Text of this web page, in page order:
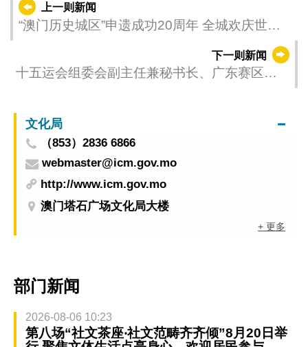
上一则新闻
“澳门历史城区”申遗成功20周年 全城欢庆世遗
下一则新闻
十五运会组委会副主任兼秘书长、广东赛区执
文化局
（853）2836 6866
webmaster@icm.gov.mo
http://www.icm.gov.mo
澳门塔石广场文化局大楼
+ 更多
部门新闻
2026-08-06 10:23
第八场“社文茶座‧社文范畴齐齐倾”8月20日举